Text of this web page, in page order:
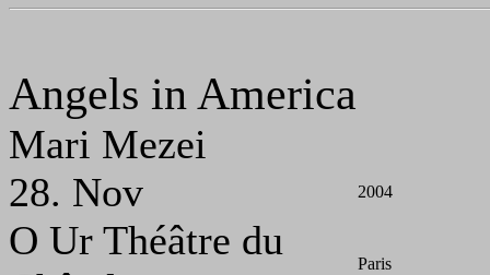
Angels in America
Mari Mezei
28. Nov
2004
O Ur Théâtre du
Paris